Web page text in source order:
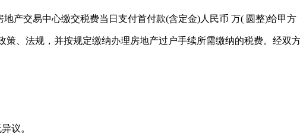
产交易中心缴交税费当日支付首付款(含定金)人民币 万( 圆整)给甲
、法规，并按规定缴纳办理房地产过户手续所需缴纳的税费。经双
议。